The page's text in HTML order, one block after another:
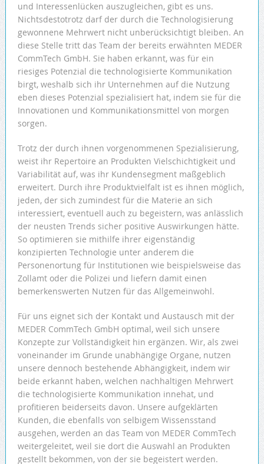
und Interessenlücken auszugleichen, gibt es uns.
Nichtsdestotrotz darf der durch die Technologisierung
gewonnene Mehrwert nicht unberücksichtigt bleiben. An
diese Stelle tritt das Team der bereits erwähnten MEDER
CommTech GmbH. Sie haben erkannt, was für ein
riesiges Potenzial die technologisierte Kommunikation
birgt, weshalb sich ihr Unternehmen auf die Nutzung
eben dieses Potenzial spezialisiert hat, indem sie für die
Innovationen und Kommunikationsmittel von morgen
sorgen.
Trotz der durch ihnen vorgenommenen Spezialisierung,
weist ihr Repertoire an Produkten Vielschichtigkeit und
Variabilität auf, was ihr Kundensegment maßgeblich
erweitert. Durch ihre Produktvielfalt ist es ihnen möglich,
jeden, der sich zumindest für die Materie an sich
interessiert, eventuell auch zu begeistern, was anlässlich
der neusten Trends sicher positive Auswirkungen hätte.
So optimieren sie mithilfe ihrer eigenständig
konzipierten Technologie unter anderem die
Personenortung für Institutionen wie beispielsweise das
Zollamt oder die Polizei und liefern damit einen
bemerkenswerten Nutzen für das Allgemeinwohl.
Für uns eignet sich der Kontakt und Austausch mit der
MEDER CommTech GmbH optimal, weil sich unsere
Konzepte zur Vollständigkeit hin ergänzen. Wir, als zwei
voneinander im Grunde unabhängige Organe, nutzen
unsere dennoch bestehende Abhängigkeit, indem wir
beide erkannt haben, welchen nachhaltigen Mehrwert
die technologisierte Kommunikation innehat, und
profitieren beiderseits davon. Unsere aufgeklärten
Kunden, die ebenfalls von selbigem Wissensstand
ausgehen, werden an das Team von MEDER CommTech
weitergeleitet, weil sie dort die Auswahl an Produkten
gestellt bekommen, von der sie begeistert werden.